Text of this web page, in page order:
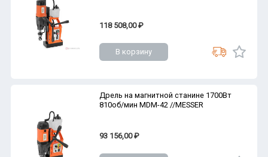
118 508,00 ₽
В корзину
Дрель на магнитной станине 1700Вт
810об/мин MDM-42 //MESSER
93 156,00 ₽